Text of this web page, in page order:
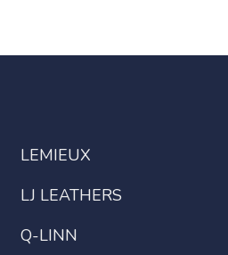
LEMIEUX
LJ LEATHERS
Q-LINN